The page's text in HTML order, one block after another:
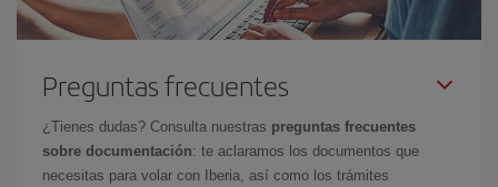
Preguntas frecuentes
¿Tienes dudas? Consulta nuestras preguntas frecuentes
sobre documentación: te aclaramos los documentos que
necesitas para volar con Iberia, así como los trámites